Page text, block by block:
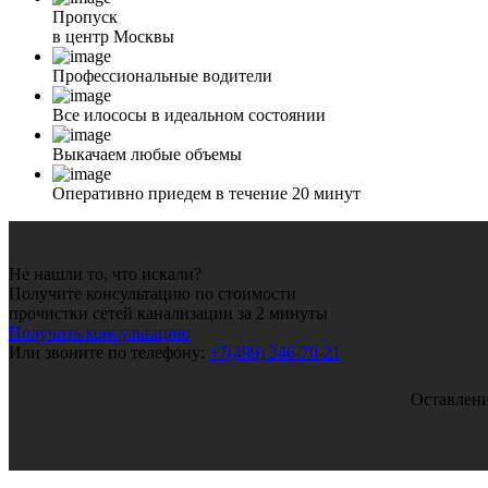
Пропуск
в центр Москвы
Профессиональные водители
Все илососы в идеальном состоянии
Выкачаем любые объемы
Оперативно приедем в течение 20 минут
Не нашли то, что искали?
Получите консультацию по стоимости
прочистки сетей канализации за 2 минуты
Получить консультацию
Или звоните по телефону: +7(499) 346-70-21